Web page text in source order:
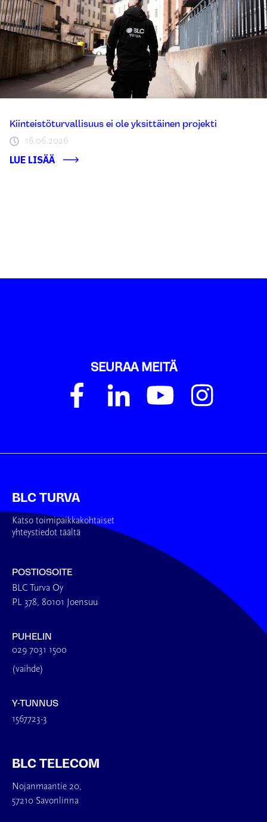
Kiinteistöturvallisuus ei ole yksittäinen projekti
16.06.2026
LUE LISÄÄ
SEURAA MEITÄ
BLC TURVA
Katso toimipaikkakohtaiset
yhteystiedot täältä
POSTIOSOITE
BLC Turva Oy
PL 378, 80101 Joensuu
PUHELIN
029 7031 1500
(vaihde)
Y-TUNNUS
1567723-3
BLC TELECOM
Nojanmaantie 20,
57210 Savonlinna